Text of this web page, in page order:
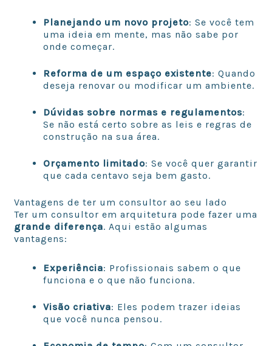
Planejando um novo projeto: Se você tem
uma ideia em mente, mas não sabe por
onde começar.
Reforma de um espaço existente: Quando
deseja renovar ou modificar um ambiente.
Dúvidas sobre normas e regulamentos:
Se não está certo sobre as leis e regras de
construção na sua área.
Orçamento limitado: Se você quer garantir
que cada centavo seja bem gasto.
Vantagens de ter um consultor ao seu lado
Ter um consultor em arquitetura pode fazer uma
grande diferença. Aqui estão algumas
vantagens:
Experiência: Profissionais sabem o que
funciona e o que não funciona.
Visão criativa: Eles podem trazer ideias
que você nunca pensou.